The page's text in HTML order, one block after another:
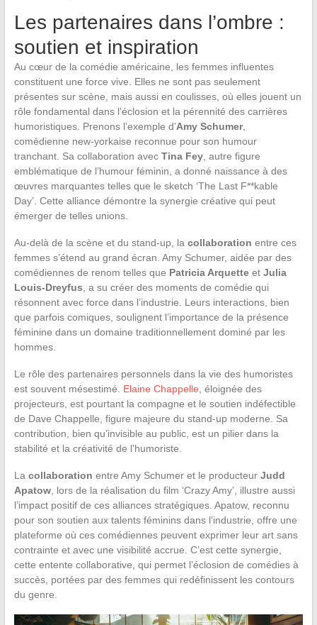
Les partenaires dans l’ombre :
soutien et inspiration
Au cœur de la comédie américaine, les femmes influentes
constituent une force vive. Elles ne sont pas seulement
présentes sur scène, mais aussi en coulisses, où elles jouent un
rôle fondamental dans l’éclosion et la pérennité des carrières
humoristiques. Prenons l’exemple d’Amy Schumer,
comédienne new-yorkaise reconnue pour son humour
tranchant. Sa collaboration avec Tina Fey, autre figure
emblématique de l’humour féminin, a donné naissance à des
œuvres marquantes telles que le sketch ‘The Last F**kable
Day’. Cette alliance démontre la synergie créative qui peut
émerger de telles unions.
Au-delà de la scène et du stand-up, la collaboration entre ces
femmes s’étend au grand écran. Amy Schumer, aidée par des
comédiennes de renom telles que Patricia Arquetteet Julia
Louis-Dreyfus , a su créer des moments de comédie qui
résonnent avec force dans l’industrie. Leurs interactions, bien
que parfois comiques, soulignent l’importance de la présence
féminine dans un domaine traditionnellement dominé par les
hommes.
Le rôle des partenaires personnels dans la vie des humoristes
est souvent mésestimé. Elaine Chappelle , éloignée des
projecteurs, est pourtant la compagne et le soutien indéfectible
de Dave Chappelle, figure majeure du stand-up moderne. Sa
contribution, bien qu’invisible au public, est un pilier dans la
stabilité et la créativité de l’humoriste.
La collaboration entre Amy Schumer et le producteur Judd
Apatow, lors de la réalisation du film ‘Crazy Amy’, illustre aussi
l’impact positif de ces alliances stratégiques. Apatow, reconnu
pour son soutien aux talents féminins dans l’industrie, offre une
plateforme où ces comédiennes peuvent exprimer leur art sans
contrainte et avec une visibilité accrue. C’est cette synergie,
cette entente collaborative, qui permet l’éclosion de comédies à
succès, portées par des femmes qui redéfinissent les contours
du genre.